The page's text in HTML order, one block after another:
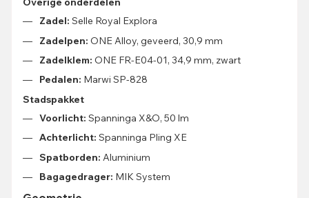
Zadel: Selle Royal Explora
Zadelpen: ONE Alloy, geveerd, 30,9 mm
Zadelklem: ONE FR-E04-01, 34,9 mm, zwart
Pedalen: Marwi SP-828
Stadspakket
Voorlicht: Spanninga X&O, 50 lm
Achterlicht: Spanninga Pling XE
Spatborden: Aluminium
Bagagedrager: MIK System